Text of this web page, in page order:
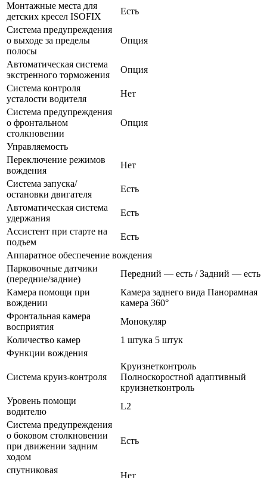
Монтажные места для
детских кресел ISOFIX
Есть
Система предупреждения
о выходе за пределы
полосы
Опция
Автоматическая система
экстренного торможения
Опция
Система контроля
усталости водителя
Нет
Система предупреждения
о фронтальном
столкновении
Опция
Управляемость
Переключение режимов
вождения
Нет
Система запуска/
остановки двигателя
Есть
Автоматическая система
удержания
Есть
Ассистент при старте на
подъем
Есть
Аппаратное обеспечение вождения
Парковочные датчики
(передние/задние)
Передний — есть / Задний — есть
Камера помощи при
вождении
Камера заднего вида Панорамная
камера 360°
Фронтальная камера
восприятия
Монокуляр
Количество камер
1 штука 5 штук
Функции вождения
Система круиз-контроля
Круизнетконтроль
Полноскоростной адаптивный
круизнетконтроль
Уровень помощи
водителю
L2
Система предупреждения
о боковом столкновении
при движении задним
ходом
Есть
спутниковая
Нет